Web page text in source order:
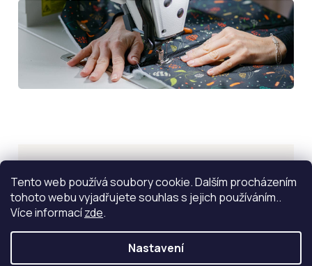
Tento web používá soubory cookie. Dalším procházením
tohoto webu vyjadřujete souhlas s jejich používáním..
Více informacízde.
Nastavení
Inspirace
ZOBRAZIT VÍCE